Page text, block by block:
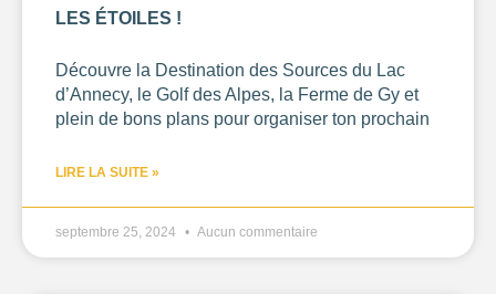
LES ÉTOILES !
Découvre la Destination des Sources du Lac
d’Annecy, le Golf des Alpes, la Ferme de Gy et
plein de bons plans pour organiser ton prochain
LIRE LA SUITE »
septembre 25, 2024 Aucun commentaire